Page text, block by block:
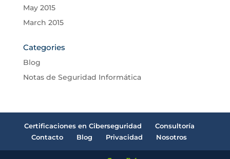
May 2015
March 2015
Categories
Blog
Notas de Seguridad Informática
Certificaciones en Ciberseguridad
Consultoría
Contacto
Blog Privacidad Nosotros